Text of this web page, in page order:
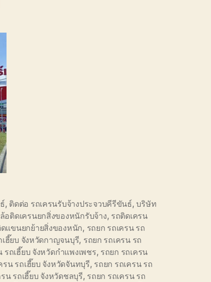
, ติดต่อ รถเครนรับจ้างประจวบคีรีขันธ์,บริษัท
อติดเครนยกสิ่งของหนักรับจ้าง, รถติดเครน
แขนยกย้ายสิ่งของหนัก, รถยก รถเครน รถ
เฮี๊ยบ จังหวัดกาญจนบุรี, รถยก รถเครน รถ
รถเฮี๊ยบ จังหวัดกำแพงเพชร, รถยก รถเครน
รน รถเฮี๊ยบ จังหวัดจันทบุรี, รถยก รถเครน รถ
น รถเฮี๊ยบ จังหวัดชลบุรี, รถยก รถเครน รถ